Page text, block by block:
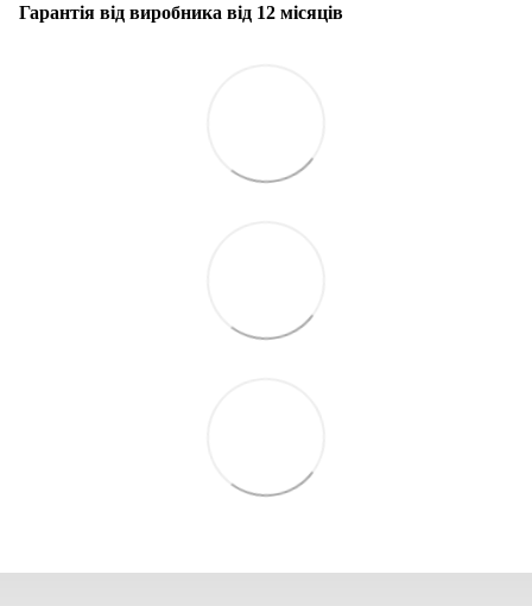
Гарантія від виробника від 12 місяців